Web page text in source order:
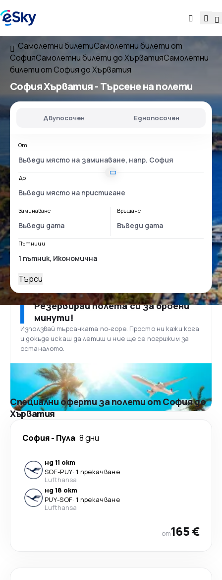
Самолетни билетиСамолетни билети от
СофияСамолетни билети до ХърватияСамолетни
билети от София до Хърватия
София Хърватия- Търсене на полети
Двупосочен Еднопосочен
От
До
Заминаване Връщане
Пътници
Търси
Резервирай полета си за броени
минути!
Използвай търсачката по-горе. Просто ни кажи кога
и докъде искаш да летиш и ние ще се погрижим за
останалото.
Специални оферти за полети от София до
Хърватия
София- Пула 8 дни
нд 11 окт
SOF-PUY· 1 прекачване
Lufthansa
нд 18 окт
PUY-SOF· 1 прекачване
Lufthansa
от165 €